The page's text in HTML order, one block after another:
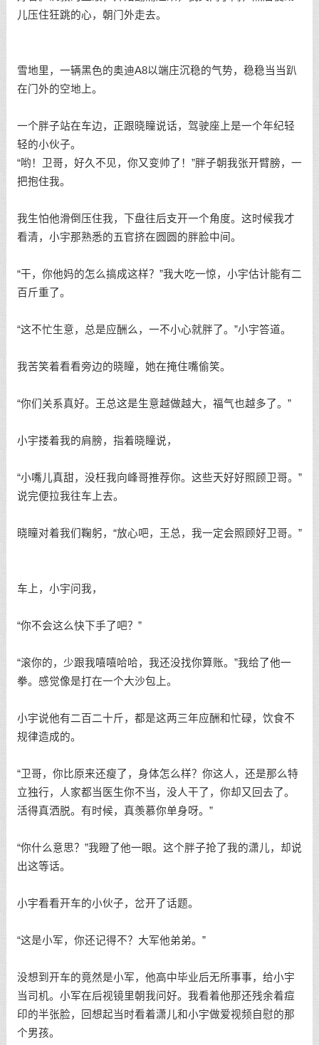
儿压住狂跳的心，朝门外走去。
雪地里，一辆黑色的奥迪A8以端庄沉稳的气势，稳稳当当趴
在门外的空地上。
一个胖子站在车边，正跟晓瞳说话，驾驶座上是一个年纪轻
轻的小伙子。
“哟！卫哥，好久不见，你又变帅了！”胖子朝我张开臂膀，一
把抱住我。
我生怕他滑倒压住我，下盘往后支开一个角度。这时候我才
看清，小宇那熟悉的五官挤在圆圆的胖脸中间。
“干，你他妈的怎么搞成这样？”我大吃一惊，小宇估计能有二
百斤重了。
“这不忙生意，总是应酬么，一不小心就胖了。”小宇答道。
我苦笑着看看旁边的晓瞳，她在掩住嘴偷笑。
“你们关系真好。王总这是生意越做越大，福气也越多了。”
小宇搂着我的肩膀，指着晓瞳说，
“小嘴儿真甜，没枉我向峰哥推荐你。这些天好好照顾卫哥。”
说完便拉我往车上去。
晓瞳对着我们鞠躬，“放心吧，王总，我一定会照顾好卫哥。”
车上，小宇问我，
“你不会这么快下手了吧？”
“滚你的，少跟我嘻嘻哈哈，我还没找你算账。”我给了他一
拳。感觉像是打在一个大沙包上。
小宇说他有二百二十斤，都是这两三年应酬和忙碌，饮食不
规律造成的。
“卫哥，你比原来还瘦了，身体怎么样？你这人，还是那么特
立独行，人家都当医生你不当，没人干了，你却又回去了。
活得真洒脱。有时候，真羡慕你单身呀。”
“你什么意思？”我瞪了他一眼。这个胖子抢了我的潇儿，却说
出这等话。
小宇看看开车的小伙子，岔开了话题。
“这是小军，你还记得不？大军他弟弟。”
没想到开车的竟然是小军，他高中毕业后无所事事，给小宇
当司机。小军在后视镜里朝我问好。我看着他那还残余着痘
印的半张脸，回想起当时看着潇儿和小宇做爱视频自慰的那
个男孩。